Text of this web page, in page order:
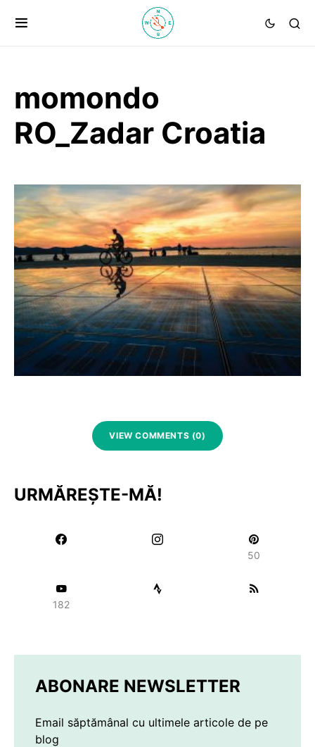
momondo
RO_Zadar Croatia
VIEW COMMENTS (0)
URMĂREȘTE-MĂ!
50
182
ABONARE NEWSLETTER
Email săptămânal cu ultimele articole de pe
blog